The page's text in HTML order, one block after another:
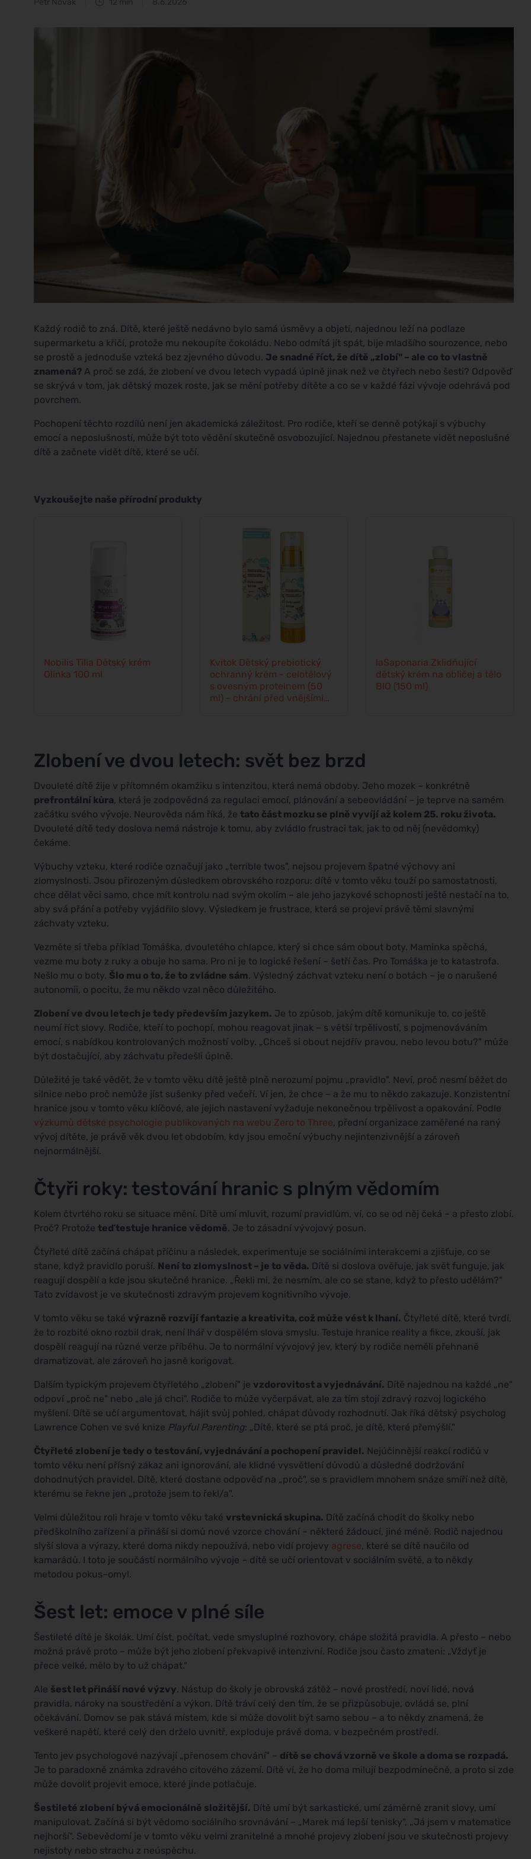
Každý rodič to zná. Dítě, které ještě nedávno bylo samá úsměvy a objetí, najednou leží na podlaze
supermarketu a křičí, protože mu nekoupíte čokoládu. Nebo odmítá jít spát, bije mladšího sourozence, nebo
se prostě a jednoduše vzteká bez zjevného důvodu. Je snadné říct, že dítě „zlobí" – ale co to vlastně
znamená? A proč se zdá, že zlobení ve dvou letech vypadá úplně jinak než ve čtyřech nebo šesti? Odpověď
se skrývá v tom, jak dětský mozek roste, jak se mění potřeby dítěte a co se v každé fázi vývoje odehrává pod
povrchem.
Pochopení těchto rozdílů není jen akademická záležitost. Pro rodiče, kteří se denně potýkají s výbuchy
emocí a neposlušností, může být toto vědění skutečně osvobozující. Najednou přestanete vidět neposlušné
dítě a začnete vidět dítě, které se učí.
Vyzkoušejte naše přírodní produkty
Nobilis Tilia Dětský krém
Olinka 100 ml
Kvitok Dětský prebiotický
ochranný krém - celotělový
s ovesným proteinem (50
ml) - chrání před vnějšími
laSaponaria Zklidňující
dětský krém na obličej a tělo
BIO (150 ml)
Zlobení ve dvou letech: svět bez brzd
Dvouleté dítě žije v přítomném okamžiku s intenzitou, která nemá obdoby. Jeho mozek – konkrétně
prefrontální kůra, která je zodpovědná za regulaci emocí, plánování a sebeovládání – je teprve na samém
začátku svého vývoje. Neurověda nám říká, že tato část mozku se plně vyvíjí až kolem 25. roku života.
Dvouleté dítě tedy doslova nemá nástroje k tomu, aby zvládlo frustraci tak, jak to od něj (nevědomky)
čekáme.
Výbuchy vzteku, které rodiče označují jako „terrible twos", nejsou projevem špatné výchovy ani
zlomyslnosti. Jsou přirozeným důsledkem obrovského rozporu: dítě v tomto věku touží po samostatnosti,
chce dělat věci samo, chce mít kontrolu nad svým okolím – ale jeho jazykové schopnosti ještě nestačí na to,
aby svá přání a potřeby vyjádřilo slovy. Výsledkem je frustrace, která se projeví právě těmi slavnými
záchvaty vzteku.
Vezměte si třeba příklad Tomáška, dvouletého chlapce, který si chce sám obout boty. Maminka spěchá,
vezme mu boty z ruky a obuje ho sama. Pro ni je to logické řešení – šetří čas. Pro Tomáška je to katastrofa.
Nešlo mu o boty. Šlo mu o to, že to zvládne sám. Výsledný záchvat vzteku není o botách – je o narušené
autonomii, o pocitu, že mu někdo vzal něco důležitého.
Zlobení ve dvou letech je tedy především jazykem. Je to způsob, jakým dítě komunikuje to, co ještě
neumí říct slovy. Rodiče, kteří to pochopí, mohou reagovat jinak – s větší trpělivostí, s pojmenováváním
emocí, s nabídkou kontrolovaných možností volby. „Chceš si obout nejdřív pravou, nebo levou botu?" může
být dostačující, aby záchvatu předešli úplně.
Důležité je také vědět, že v tomto věku dítě ještě plně nerozumí pojmu „pravidlo". Neví, proč nesmí běžet do
silnice nebo proč nemůže jíst sušenky před večeří. Ví jen, že chce – a že mu to někdo zakazuje. Konzistentní
hranice jsou v tomto věku klíčové, ale jejich nastavení vyžaduje nekonečnou trpělivost a opakování. Podle
výzkumů dětské psychologie publikovaných na webu Zero to Three, přední organizace zaměřené na raný
vývoj dítěte, je právě věk dvou let obdobím, kdy jsou emoční výbuchy nejintenzivnější a zároveň
nejnormálnější.
Čtyři roky: testování hranic s plným vědomím
Kolem čtvrtého roku se situace mění. Dítě umí mluvit, rozumí pravidlům, ví, co se od něj čeká – a přesto zlobí.
Proč? Protože teď testuje hranice vědomě. Je to zásadní vývojový posun.
Čtyřleté dítě začíná chápat příčinu a následek, experimentuje se sociálními interakcemi a zjišťuje, co se
stane, když pravidlo poruší. Není to zlomyslnost – je to věda. Dítě si doslova ověřuje, jak svět funguje, jak
reagují dospělí a kde jsou skutečné hranice. „Řekli mi, že nesmím, ale co se stane, když to přesto udělám?"
Tato zvídavost je ve skutečnosti zdravým projevem kognitivního vývoje.
V tomto věku se také výrazně rozvíjí fantazie a kreativita, což může vést k lhaní. Čtyřleté dítě, které tvrdí,
že to rozbité okno rozbil drak, není lhář v dospělém slova smyslu. Testuje hranice reality a fikce, zkouší, jak
dospělí reagují na různé verze příběhu. Je to normální vývojový jev, který by rodiče neměli přehnaně
dramatizovat, ale zároveň ho jasně korigovat.
Dalším typickým projevem čtyřletého „zlobení" je vzdorovitost a vyjednávání. Dítě najednou na každé „ne"
odpoví „proč ne" nebo „ale já chci". Rodiče to může vyčerpávat, ale za tím stojí zdravý rozvoj logického
myšlení. Dítě se učí argumentovat, hájit svůj pohled, chápat důvody rozhodnutí. Jak říká dětský psycholog
Lawrence Cohen ve své knize Playful Parenting: „Dítě, které se ptá proč, je dítě, které přemýšlí."
Čtyřleté zlobení je tedy o testování, vyjednávání a pochopení pravidel. Nejúčinnější reakcí rodičů v
tomto věku není přísný zákaz ani ignorování, ale klidné vysvětlení důvodů a důsledné dodržování
dohodnutých pravidel. Dítě, které dostane odpověď na „proč", se s pravidlem mnohem snáze smíří než dítě,
kterému se řekne jen „protože jsem to řekl/a".
Velmi důležitou roli hraje v tomto věku také vrstevnická skupina. Dítě začíná chodit do školky nebo
předškolního zařízení a přináší si domů nové vzorce chování – některé žádoucí, jiné méně. Rodič najednou
slyší slova a výrazy, které doma nikdy nepoužívá, nebo vidí projevy agrese, které se dítě naučilo od
kamarádů. I toto je součástí normálního vývoje – dítě se učí orientovat v sociálním světě, a to někdy
metodou pokus–omyl.
Šest let: emoce v plné síle
Šestileté dítě je školák. Umí číst, počítat, vede smysluplné rozhovory, chápe složitá pravidla. A přesto – nebo
možná právě proto – může být jeho zlobení překvapivě intenzivní. Rodiče jsou často zmateni: „Vždyť je
přece velké, mělo by to už chápat."
Ale šest let přináší nové výzvy. Nástup do školy je obrovská zátěž – nové prostředí, noví lidé, nová
pravidla, nároky na soustředění a výkon. Dítě tráví celý den tím, že se přizpůsobuje, ovládá se, plní
očekávání. Domov se pak stává místem, kde si může dovolit být samo sebou – a to někdy znamená, že
veškeré napětí, které celý den drželo uvnitř, exploduje právě doma, v bezpečném prostředí.
Tento jev psychologové nazývají „přenosem chování" – dítě se chová vzorně ve škole a doma se rozpadá.
Je to paradoxně známka zdravého citového zázemí. Dítě ví, že ho doma milují bezpodmínečně, a proto si zde
může dovolit projevit emoce, které jinde potlačuje.
Šestileté zlobení bývá emocionálně složitější. Dítě umí být sarkastické, umí záměrně zranit slovy, umí
manipulovat. Začíná si být vědomo sociálního srovnávání – „Marek má lepší tenisky", „Já jsem v matematice
nejhorší". Sebevědomí je v tomto věku velmi zranitelné a mnohé projevy zlobení jsou ve skutečnosti projevy
nejistoty nebo strachu z neúspěchu.